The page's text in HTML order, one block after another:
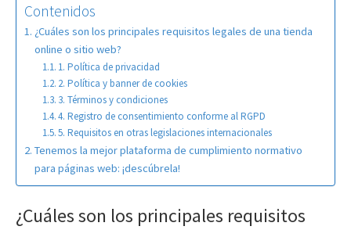
Contenidos
¿Cuáles son los principales requisitos legales de una tienda
online o sitio web?
1. Política de privacidad
2. Política y banner de cookies
3. Términos y condiciones
4. Registro de consentimiento conforme al RGPD
5. Requisitos en otras legislaciones internacionales
Tenemos la mejor plataforma de cumplimiento normativo
para páginas web: ¡descúbrela!
¿Cuáles son los principales requisitos